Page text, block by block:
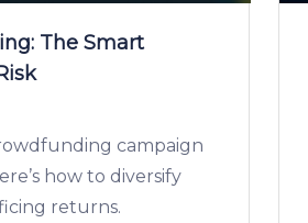
The Smart
campaign
how to diversify
returns.